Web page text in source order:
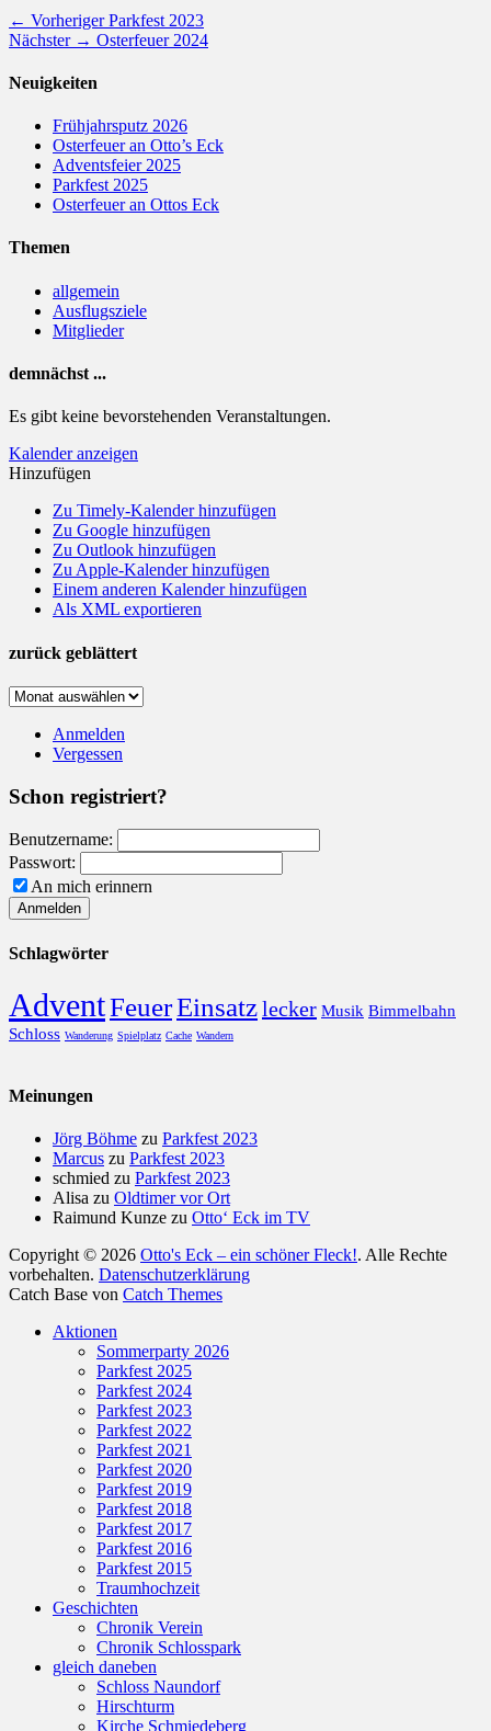
Beitragsnavigation
← Vorheriger Vorheriger
Beitrag:
Parkfest 2023
Nächster → Nächster
Osterfeuer 2024
Neuigkeiten
Frühjahrsputz 2026
Osterfeuer an Otto’s Eck
Adventsfeier 2025
Parkfest 2025
Osterfeuer an Ottos Eck
Themen
allgemein
Ausflugsziele
Mitglieder
demnächst ...
Es gibt keine bevorstehenden Veranstaltungen.
Kalender anzeigen
Hinzufügen
Zu Timely-Kalender hinzufügen
Zu Google hinzufügen
Zu Outlook hinzufügen
Zu Apple-Kalender hinzufügen
Einem anderen Kalender hinzufügen
Als XML exportieren
zurück geblättert
zurück
Anmelden
Vergessen
Schon registriert?
Benutzername:
Passwort:
An mich erinnern
Schlagwörter
AdventFeuerEinsatzlecker Musik Bimmelbahn
Schloss Wanderung Spielplatz Cache Wandern
Meinungen
Jörg Böhme zu Parkfest 2023
Marcus zu Parkfest 2023
schmied zu Parkfest 2023
Alisa zu Oldtimer vor Ort
Raimund Kunze zu Otto‘ Eck im TV
Copyright © 2026 Otto's Eck – ein schöner Fleck!. Alle Rechte
vorbehalten. Datenschutzerklärung
Catch Base von Catch Themes
oben
Aktionen
Sommerparty 2026
Parkfest 2025
Parkfest 2024
Parkfest 2023
Parkfest 2022
Parkfest 2021
Parkfest 2020
Parkfest 2019
Parkfest 2018
Parkfest 2017
Parkfest 2016
Parkfest 2015
Traumhochzeit
Geschichten
Chronik Verein
Chronik Schlosspark
gleich daneben
Schloss Naundorf
Hirschturm
Kirche Schmiedeberg